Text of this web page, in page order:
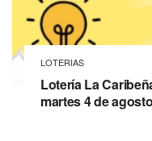
LOTERIAS
Lotería La
martes 4 de